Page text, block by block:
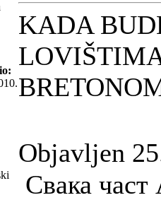
KADA
Objavljen
Свака част